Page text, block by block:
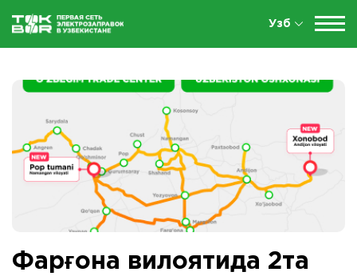
Узб
Фарғона вилоятида 2та